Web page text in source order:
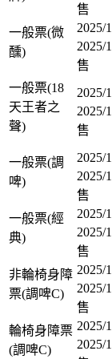
售
一般票(微
醺)
2025/
2025/
售
一般票(18
天王者之
聲)
2025/
2025/
售
一般票(調
啤)
2025/
2025/
售
一般票(經
典)
2025/
2025/
售
非輪椅身障
票(調啤C)
2025/
2025/
售
輪椅身障票
(調啤C)
2025/
2025/